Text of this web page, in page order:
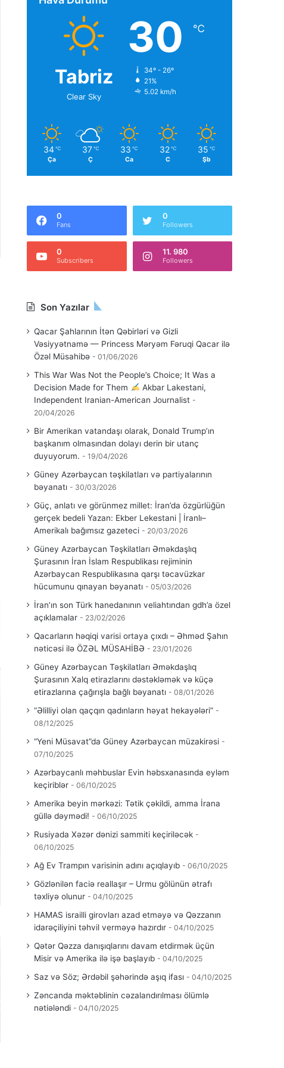
Tabriz
Clear Sky
30 ℃
34º - 26º
21%
5.02 km/h
34 ℃
Ça
37 ℃
Ç
33 ℃
Ca
32 ℃
C
35 ℃
Şb
0
Fans
0
Followers
0
Subscribers
11. 980
Followers
Son Yazılar
Qacar Şahlarının İtən Qəbirləri və Gizli
Vəsiyyətnamə — Princess Məryəm Fəruqi Qacar ilə
Özəl Müsahibə
01/06/2026
This War Was Not the People’s Choice; It Was a
Decision Made for Them
Akbar Lakestani,
Independent Iranian-American Journalist
20/04/2026
Bir Amerikan vatandaşı olarak, Donald Trump’ın
başkanım olmasından dolayı derin bir utanç
duyuyorum.
19/04/2026
Güney Azərbaycan təşkilatları və partiyalarının
bəyanatı
30/03/2026
Güç, anlatı ve görünmez millet: İran’da özgürlüğün
gerçek bedeli Yazan: Ekber Lekestani | İranlı–
Amerikalı bağımsız gazeteci
20/03/2026
Güney Azərbaycan Təşkilatları Əməkdaşlıq
Şurasının İran İslam Respublikası rejiminin
Azərbaycan Respublikasına qarşı təcavüzkar
hücumunu qınayan bəyanatı
05/03/2026
İran’ın son Türk hanedanının veliahtından gdh’a özel
açıklamalar
23/02/2026
Qacarların həqiqi varisi ortaya çıxdı – Əhməd Şahın
nəticəsi ilə ÖZƏL MÜSAHİBƏ
23/01/2026
Güney Azərbaycan Təşkilatları Əməkdaşlıq
Şurasının Xalq etirazlarını dəstəkləmək və küçə
etirazlarına çağırışla bağlı bəyanatı
08/01/2026
“Əlilliyi olan qaçqın qadınların həyat hekayələri”
08/12/2025
“Yeni Müsavat”da Güney Azərbaycan müzakirəsi
07/10/2025
Azərbaycanlı məhbuslar Evin həbsxanasında eyləm
keçiriblər
06/10/2025
Amerika beyin mərkəzi: Tətik çəkildi, amma İrana
güllə dəymədi!
06/10/2025
Rusiyada Xəzər dənizi sammiti keçiriləcək
06/10/2025
Ağ Ev Trampın varisinin adını açıqlayıb 06/10/2025
Gözlənilən faciə reallaşır – Urmu gölünün ətrafı
təxliyə olunur
04/10/2025
HAMAS israilli girovları azad etməyə və Qəzzanın
idarəçiliyini təhvil verməyə hazırdır
04/10/2025
Qətər Qəzza danışıqlarını davam etdirmək üçün
Misir və Amerika ilə işə başlayıb
04/10/2025
Saz və Söz; Ərdəbil şəhərində aşıq ifası 04/10/2025
Zəncanda məktəblinin cəzalandırılması ölümlə
nətiələndi
04/10/2025